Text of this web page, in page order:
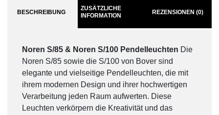
BESCHREIBUNG
ZUSÄTZLICHE
INFORMATION
REZENSIONEN (0)
Noren S/85 & Noren S/100 Pendelleuchten Die
Noren S/85 sowie die S/100 von Bover sind
elegante und vielseitige Pendelleuchten, die mit
ihrem modernen Design und ihrer hochwertigen
Verarbeitung jeden Raum aufwerten. Diese
Leuchten verkörpern die Kreativität und das